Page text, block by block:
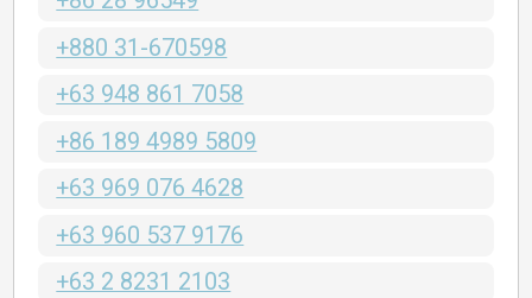
+880 31-670598
+63 948 861 7058
+86 189 4989 5809
+63 969 076 4628
+63 960 537 9176
+63 2 8231 2103